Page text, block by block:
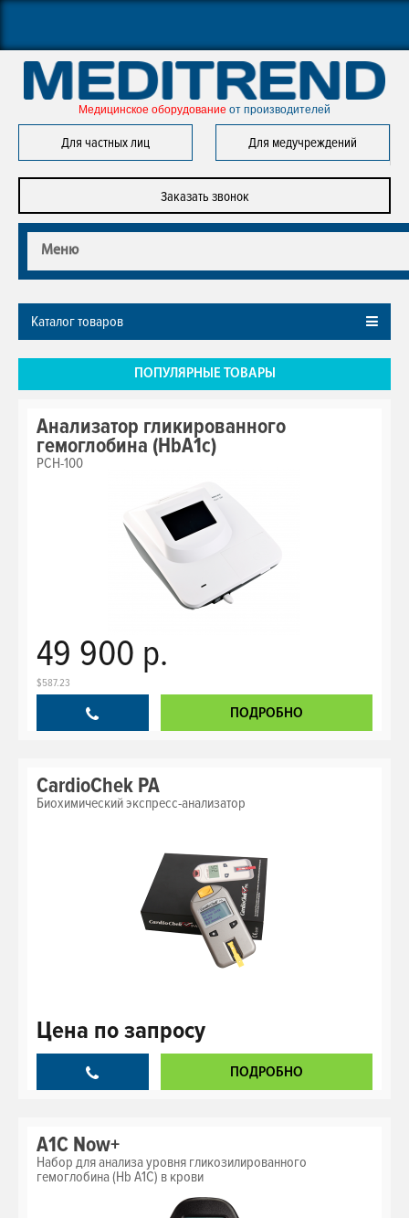
Медицинское оборудование от производителей
Для медучреждений
Для частных лиц
Заказать звонок
Меню
Каталог товаров
ПОПУЛЯРНЫЕ ТОВАРЫ
Анализатор гликированного
гемоглобина (HbA1c)
PCH-100
49 900 р.
$587.23
ПОДРОБНО
CardioChek PA
Биохимический экспресс-анализатор
Цена по запросу
ПОДРОБНО
A1C Now+
Набор для анализа уровня гликозилированного
гемоглобина (Hb A1C) в крови